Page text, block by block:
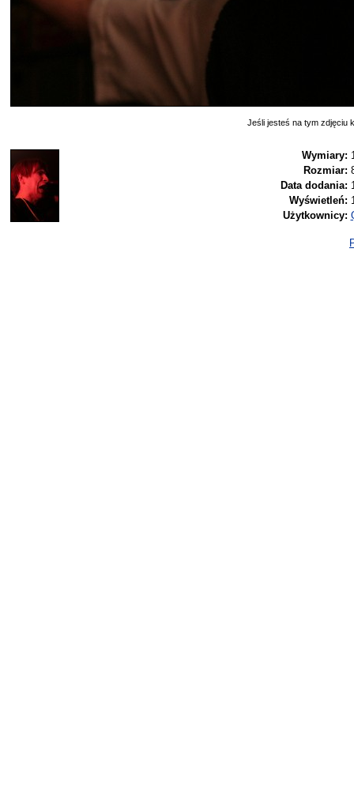
Jeśli jesteś na tym zdjęciu
Wymiary:
Rozmiar:
Data dodania:
Wyświetleń:
Użytkownicy: